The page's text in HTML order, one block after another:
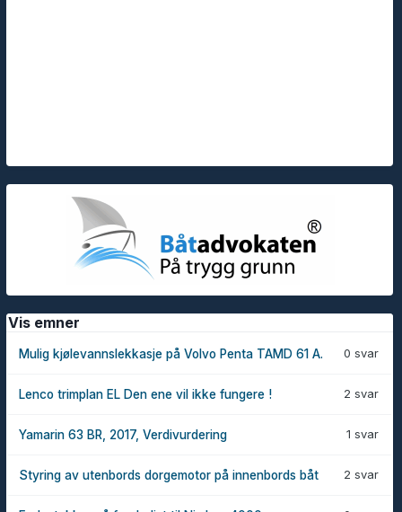
Vis emner
0 svar
Mulig kjølevannslekkasje på Volvo Penta TAMD 61 A.
2 svar
Lenco trimplan EL Den ene vil ikke fungere !
1 svar
Yamarin 63 BR, 2017, Verdivurdering
2 svar
Styring av utenbords dorgemotor på innenbords båt